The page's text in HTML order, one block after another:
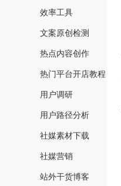
效率工具
文案原创检测
热点内容创作
热门平台开店教程
用户调研
用户路径分析
社媒素材下载
社媒营销
站外干货博客